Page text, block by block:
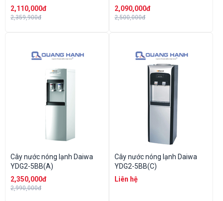
2,110,000đ
2,359,900đ
2,090,000đ
2,500,000đ
Cây nước nóng lạnh Daiwa
YDG2-5BB(A)
2,350,000đ
2,990,000đ
Cây nước nóng lạnh Daiwa
YDG2-5BB(C)
Liên hệ